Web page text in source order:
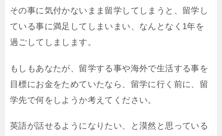
その事に気付かないまま留学してしまうと、留学し
ている事に満足してしまいまい、なんとなく1年を
過ごしてしまします。
もしもあなたが、留学する事や海外で生活する事を
目標にお金をためていたなら、留学に行く前に、留
学先で何をしようか考えてください。
英語が話せるようになりたい、と漠然と思っている